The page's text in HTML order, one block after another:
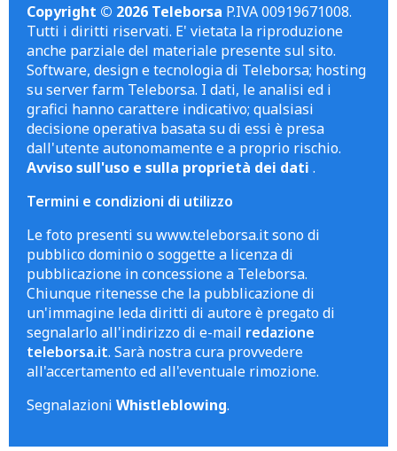
Copyright © 2026 Teleborsa P.IVA 00919671008.
Tutti i diritti riservati. E' vietata la riproduzione
anche parziale del materiale presente sul sito.
Software, design e tecnologia di Teleborsa; hosting
su server farm Teleborsa. I dati, le analisi ed i
grafici hanno carattere indicativo; qualsiasi
decisione operativa basata su di essi è presa
dall'utente autonomamente e a proprio rischio.
Avviso sull'uso e sulla proprietà dei dati .
Termini e condizioni di utilizzo
Le foto presenti su www.teleborsa.it sono di
pubblico dominio o soggette a licenza di
pubblicazione in concessione a Teleborsa.
Chiunque ritenesse che la pubblicazione di
un'immagine leda diritti di autore è pregato di
segnalarlo all'indirizzo di e-mail redazione
teleborsa.it. Sarà nostra cura provvedere
all'accertamento ed all'eventuale rimozione.
Segnalazioni Whistleblowing.